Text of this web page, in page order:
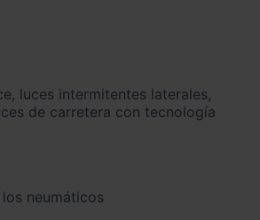
de carretera con tecnología
neumáticos